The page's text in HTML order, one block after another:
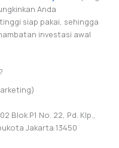
Anda
siap pakai, sehingga
investasi awal
Blok P1 No. 22, Pd. Klp.,
Jakarta 13450